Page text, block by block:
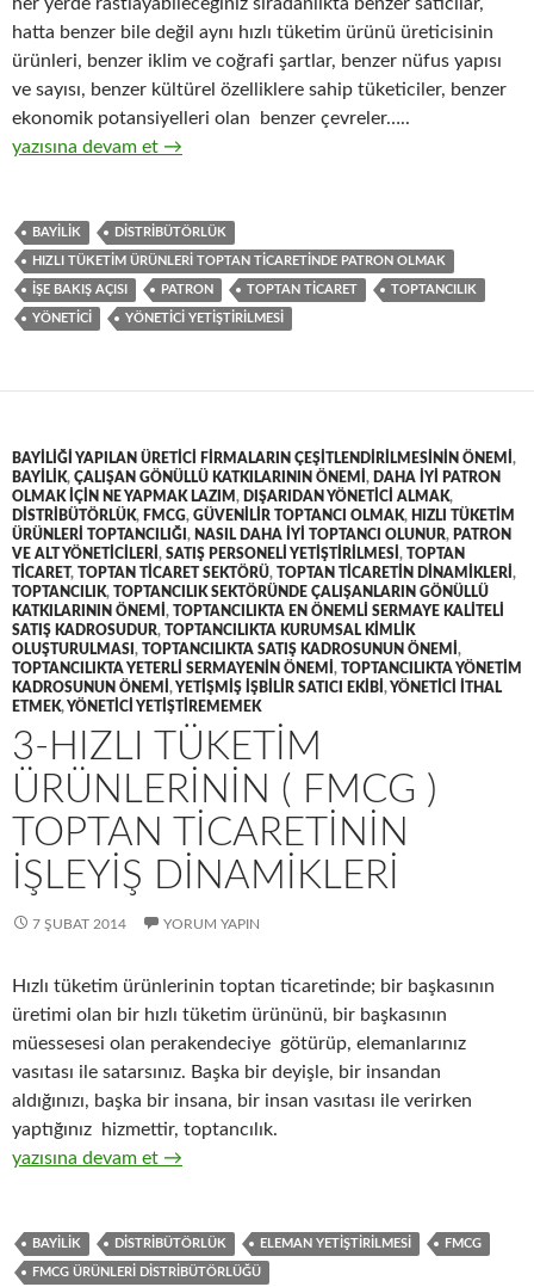
hatta benzer bile değil aynı hızlı tüketim ürünü üreticisinin
ürünleri, benzer iklim ve coğrafi şartlar, benzer nüfus yapısı
ve sayısı, benzer kültürel özelliklere sahip tüketiciler, benzer
ekonomik potansiyelleri olan benzer çevreler…..
7-Hızlı tüketim ürünleri ( FMCG ) toptan ticaretinde patron
yazısına devam et →
BAYILIK DISTRIBÜTÖRLÜK
HIZLI TÜKETIM ÜRÜNLERI TOPTAN TICARETINDE PATRON OLMAK
IŞE BAKIŞ AÇISI PATRON TOPTAN TICARET TOPTANCILIK
YÖNETICI YÖNETICI YETIŞTIRILMESI
BAYILIĞI YAPILAN ÜRETICI FIRMALARIN ÇEŞITLENDIRILMESININ ÖNEMI ,
BAYILIK, ÇALIŞAN GÖNÜLLÜ KATKILARININ ÖNEMI , DAHA IYI PATRON
OLMAK IÇIN NE YAPMAK LAZIM , DIŞARIDAN YÖNETICI ALMAK,
DISTRIBÜTÖRLÜK, FMCG, GÜVENILIR TOPTANCI OLMAK, HIZLI TÜKETIM
ÜRÜNLERI TOPTANCILIĞI , NASIL DAHA IYI TOPTANCI OLUNUR, PATRON
VE ALT YÖNETICILERI , SATIŞ PERSONELI YETIŞTIRILMESI , TOPTAN
TICARET, TOPTAN TICARET SEKTÖRÜ, TOPTAN TICARETIN DINAMIKLERI ,
TOPTANCILIK, TOPTANCILIK SEKTÖRÜNDE ÇALIŞANLARIN GÖNÜLLÜ
KATKILARININ ÖNEMI , TOPTANCILIKTA EN ÖNEMLI SERMAYE KALITELI
SATIŞ KADROSUDUR, TOPTANCILIKTA KURUMSAL KIMLIK
OLUŞTURULMASI , TOPTANCILIKTA SATIŞ KADROSUNUN ÖNEMI ,
TOPTANCILIKTA YETERLI SERMAYENIN ÖNEMI , TOPTANCILIKTA YÖNETIM
KADROSUNUN ÖNEMI ,YETIŞMIŞ IŞBILIR SATICI EKIBI ,YÖNETICI ITHAL
ETMEK,YÖNETICI YETIŞTIREMEMEK
3-HIZLI TÜKETIM
ÜRÜNLERININ ( FMCG )
TOPTAN TICARETININ
IŞLEYIŞ DINAMIKLERI
7 ŞUBAT 2014 YORUM YAPIN
Hızlı tüketim ürünlerinin toptan ticaretinde; bir başkasının
üretimi olan bir hızlı tüketim ürününü, bir başkasının
müessesesi olan perakendeciye götürüp, elemanlarınız
vasıtası ile satarsınız. Başka bir deyişle, bir insandan
aldığınızı, başka bir insana, bir insan vasıtası ile verirken
yaptığınız hizmettir, toptancılık.
3-Hızlı tüketim ürünlerinin ( FMCG ) toptan ticaretinin işleyiş
yazısına devam et →
BAYILIK DISTRIBÜTÖRLÜK ELEMAN YETIŞTIRILMESI FMCG
FMCG ÜRÜNLERI DISTRIBÜTÖRLÜĞÜ